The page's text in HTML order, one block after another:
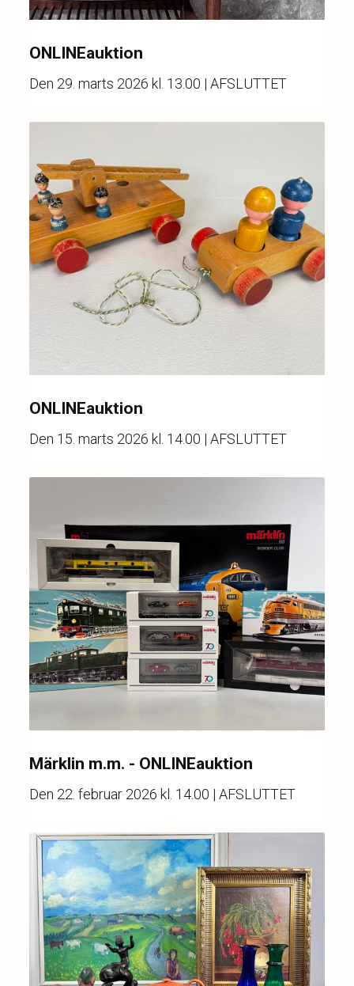
ONLINEauktion
Den 29. marts 2026 kl. 13.00 | AFSLUTTET
ONLINEauktion
Den 15. marts 2026 kl. 14.00 | AFSLUTTET
Märklin m.m. - ONLINEauktion
Den 22. februar 2026 kl. 14.00 | AFSLUTTET